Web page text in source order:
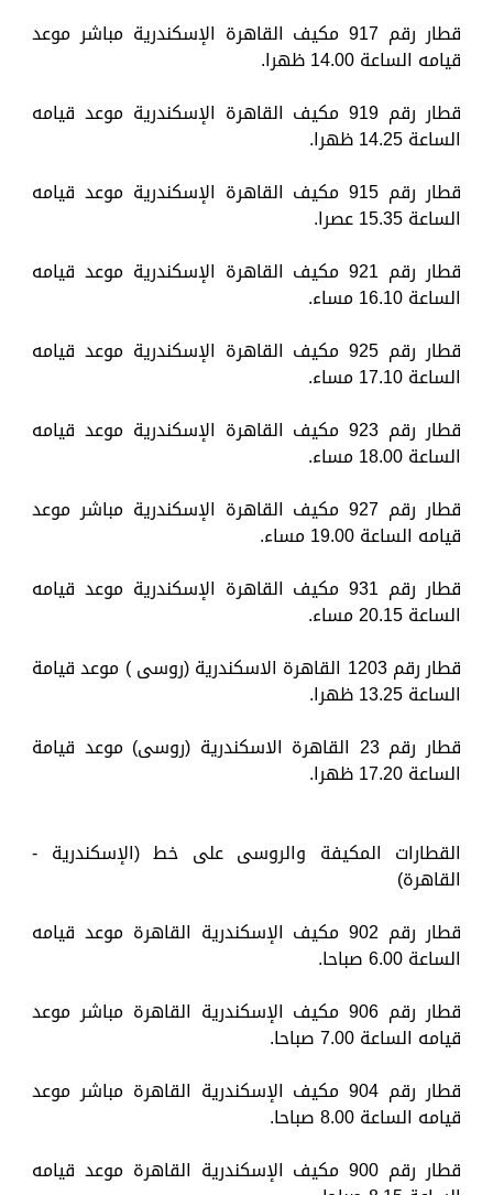
قطار رقم 917 مكيف القاهرة الإسكندرية مباشر موعد
قيامه الساعة 14.00 ظهرا.
قطار رقم 919 مكيف القاهرة الإسكندرية موعد قيامه
الساعة 14.25 ظهرا.
قطار رقم 915 مكيف القاهرة الإسكندرية موعد قيامه
الساعة 15.35 عصرا.
قطار رقم 921 مكيف القاهرة الإسكندرية موعد قيامه
الساعة 16.10 مساء.
قطار رقم 925 مكيف القاهرة الإسكندرية موعد قيامه
الساعة 17.10 مساء.
قطار رقم 923 مكيف القاهرة الإسكندرية موعد قيامه
الساعة 18.00 مساء.
قطار رقم 927 مكيف القاهرة الإسكندرية مباشر موعد
قيامه الساعة 19.00 مساء.
قطار رقم 931 مكيف القاهرة الإسكندرية موعد قيامه
الساعة 20.15 مساء.
قطار رقم 1203 القاهرة الاسكندرية (روسى ) موعد قيامة
الساعة 13.25 ظهرا.
قطار رقم 23 القاهرة الاسكندرية (روسى) موعد قيامة
الساعة 17.20 ظهرا.
القطارات المكيفة والروسى على خط (الإسكندرية -
القاهرة)
قطار رقم 902 مكيف الإسكندرية القاهرة موعد قيامه
الساعة 6.00 صباحا.
قطار رقم 906 مكيف الإسكندرية القاهرة مباشر موعد
قيامه الساعة 7.00 صباحا.
قطار رقم 904 مكيف الإسكندرية القاهرة مباشر موعد
قيامه الساعة 8.00 صباحا.
قطار رقم 900 مكيف الإسكندرية القاهرة موعد قيامه